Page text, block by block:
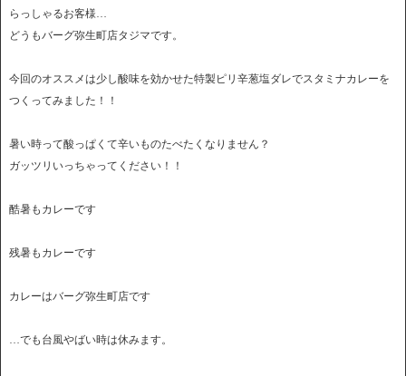
らっしゃるお客様…
どうもバーグ弥生町店タジマです。
今回のオススメは少し酸味を効かせた特製ピリ辛葱塩ダレでスタミナカレーを
つくってみました！！
暑い時って酸っぱくて辛いものたべたくなりません？
ガッツリいっちゃってください！！
酷暑もカレーです
残暑もカレーです
カレーはバーグ弥生町店です
…でも台風やばい時は休みます。